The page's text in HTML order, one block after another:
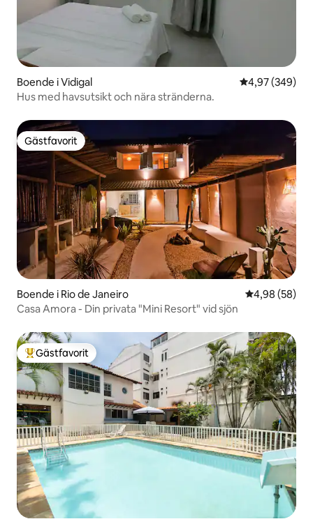
Boende i Vidigal 4,97 av 5 i
4,97 (349)
Hus med havsutsikt och nära stränderna.
Gästfavorit
Gästfavorit
Boende i Rio de Janeiro 4,98 av 5 i
4,98 (58)
Casa Amora - Din privata "Mini Resort" vid sjön
Populär gästfavorit
Gästfavorit